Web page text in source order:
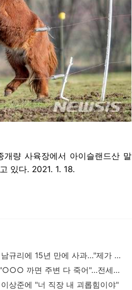
량 사육장에서 아이슬랜드산 말
있다. 2021. 1. 18.
표창원, 남규리에 15년 만에 사과…"제가 틀렸습니다"
차가원 "○○○ 까면 주변 다 죽어"…전세금 미반환 속 녹취 폭로 파장
상준에 "너 직장 내 괴롭힘이야"